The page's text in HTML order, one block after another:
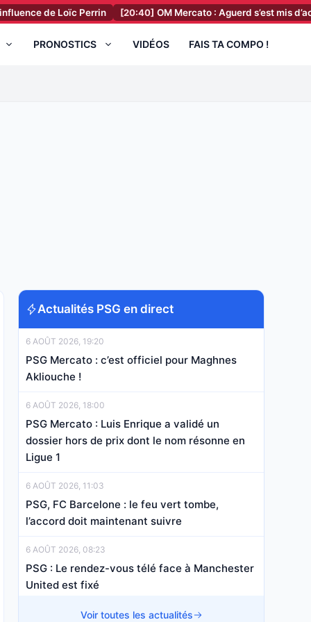
Loïc Perrin [20:40] OM Mercato : Aguerd s’est mis d’accord
PRONOSTICS VIDÉOS FAIS TA COMPO !
Actualités PSG en direct
6 AOÛT 2026, 19:20
PSG Mercato : c’est officiel pour Maghnes
Akliouche !
6 AOÛT 2026, 18:00
PSG Mercato : Luis Enrique a validé un
dossier hors de prix dont le nom résonne en
Ligue 1
6 AOÛT 2026, 11:03
PSG, FC Barcelone : le feu vert tombe,
l’accord doit maintenant suivre
6 AOÛT 2026, 08:23
PSG : Le rendez-vous télé face à Manchester
United est fixé
6 AOÛT 2026, 06:01Voir toutes les actualités